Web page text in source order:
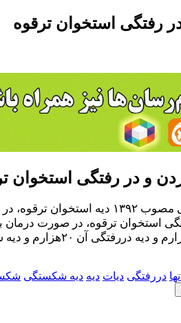
رفتگی استخوان ترقوه
و در رفتگی استخوان
طبق مواد ۶۵۶ و ۶۵۷ قانون
استخوان ترقوه، در صورت
دررفتگی دیات دیه دیه شکستگی